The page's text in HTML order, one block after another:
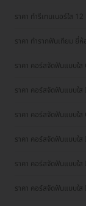
ราคา ทำรีเทนเนอร์ใส
ราคา ทำรากฟันเทียม ยี่
ราคา คอร์สจัดฟันแบบใ
ราคา คอร์สจัดฟันแบบใ
ราคา คอร์สจัดฟันแบบใ
ราคา คอร์สจัดฟันแบบใ
ราคา คอร์สจัดฟันแบบใ
ราคา คอร์สจัดฟันแบบใ